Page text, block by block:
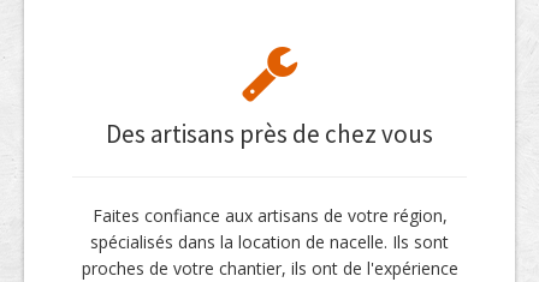
Des artisans près de chez vous
Faites confiance aux artisans de votre région,
spécialisés dans la location de nacelle. Ils sont
proches de votre chantier, ils ont de l'expérience